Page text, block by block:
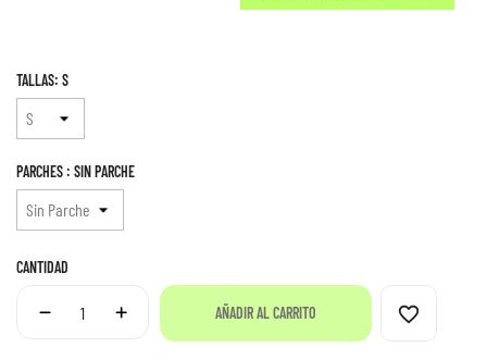
TALLAS: S
PARCHES : SIN PARCHE
CANTIDAD
AÑADIR AL CARRITO favorite_border